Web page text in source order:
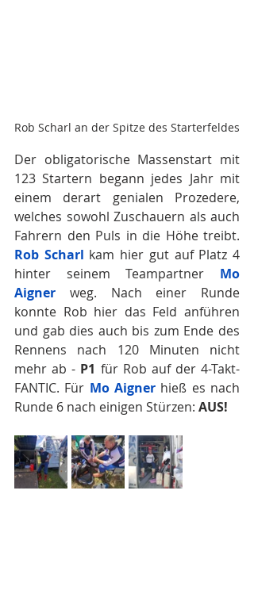
Rob Scharl an der Spitze des Starterfeldes
Der obligatorische Massenstart mit
123 Startern begann jedes Jahr mit
einem derart genialen Prozedere,
welches sowohl Zuschauern als auch
Rob Scharl kam hier gut auf Platz 4
hinter seinem Teampartner Mo
Aigner weg. Nach einer Runde
konnte Rob hier das Feld anführen
und gab dies auch bis zum Ende des
Rennens nach 120 Minuten nicht
mehr ab - P1 für Rob auf der 4-Takt-
FANTIC. Für Mo Aigner hieß es nach
Runde 6 nach einigen Stürzen: AUS!